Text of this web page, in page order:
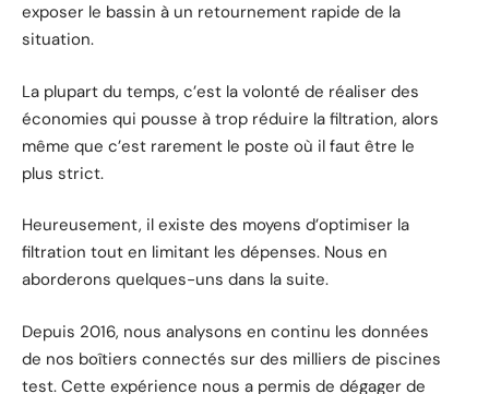
exposer le bassin à un retournement rapide de la
situation.
La plupart du temps, c’est la volonté de réaliser des
économies qui pousse à trop réduire la filtration, alors
même que c’est rarement le poste où il faut être le
plus strict.
Heureusement, il existe des moyens d’optimiser la
filtration tout en limitant les dépenses. Nous en
aborderons quelques-uns dans la suite.
Depuis 2016, nous analysons en continu les données
de nos boîtiers connectés sur des milliers de piscines
test. Cette expérience nous a permis de dégager de